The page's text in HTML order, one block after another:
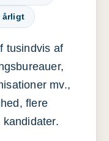
årligt
tusindvis af
mv.,
flere